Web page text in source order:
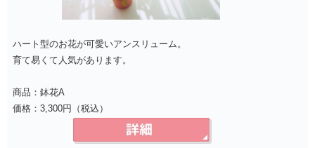
ハート型のお花が可愛いアンスリューム。
育て易くて人気があります。
商品：鉢花A
価格：3,300円（税込）